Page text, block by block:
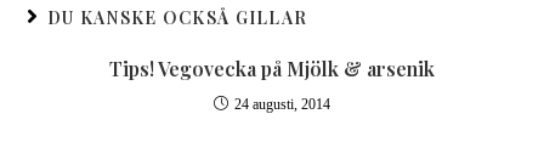
DU KANSKE OCKSÅ GILLAR
Tips! Vegovecka på Mjölk & arsenik
24 augusti, 2014